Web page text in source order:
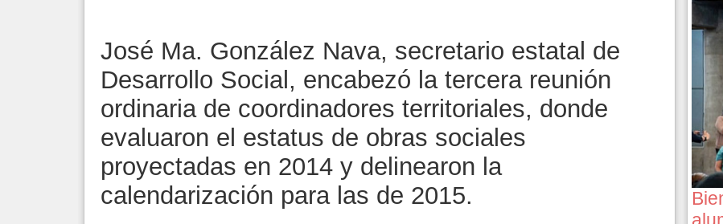
José Ma. González Nava, secretario estatal de
Desarrollo Social, encabezó la tercera reunión
ordinaria de coordinadores territoriales, donde
evaluaron el estatus de obras sociales
proyectadas en 2014 y delinearon la
calendarización para las de 2015.